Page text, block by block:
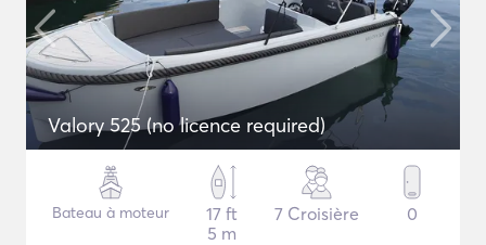
Valory 525 (no licence required)
Bateau à moteur
17 ft
5 m
7 Croisière 0